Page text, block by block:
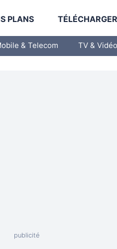
PLANS
& Telecom TV & Vidéo